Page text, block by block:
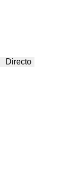
Directo